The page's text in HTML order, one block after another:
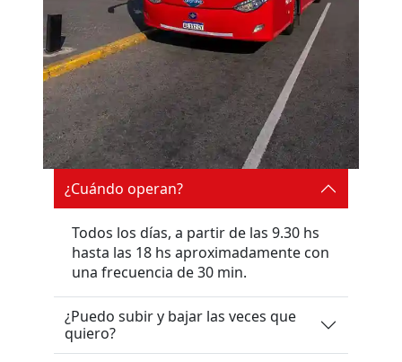
¿Cuándo operan?
Todos los días, a partir de las 9.30 hs
hasta las 18 hs aproximadamente con
una frecuencia de 30 min.
¿Puedo subir y bajar las veces que
quiero?